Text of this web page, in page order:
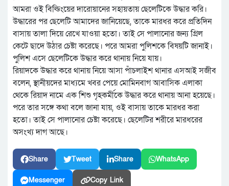
আমরা ওই বিল্ডিংয়ের দারোয়ানের সহায়তায় ছেলেটিকে উদ্ধার করি।
উদ্ধারের পর ছেলেটি আমাদের জানিয়েছে, তাকে মারধর করে প্রতিদিন
বাসায় তালা দিয়ে রেখে যাওয়া হতো। তাই সে পালানোর জন্য গ্রিল
কেটে ছাদে উঠার চেষ্টা করেছে। পরে আমরা পুলিশকে বিষয়টি জানাই।
পুলিশ এসে ছেলেটিকে উদ্ধার করে থানায় নিয়ে যায়।
রিয়াদকে উদ্ধার করে থানায় নিয়ে আসা পাঁচলাইশ থানার এসআই সজীব
বলেন, স্থানীয়দের মাধ্যমে খবর পেয়ে মোমিনবাগ আবাসিক এলাকা
থেকে রিয়াদ নামে এক শিশু গৃহকর্মীকে উদ্ধার করে থানায় আনা হয়েছে।
পরে তার সঙ্গে কথা বলে জানা যায়, ওই বাসায় তাকে মারধর করা
হতো। তাই সে পালানোর চেষ্টা করেছে। ছেলেটির শরীরে মারধরের
অসংখ্য দাগ আছে।
Share Tweet Share WhatsApp
Messenger Copy Link